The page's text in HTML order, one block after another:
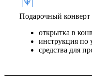
Подарочный конверт
открытка в
инструкция по
средства для